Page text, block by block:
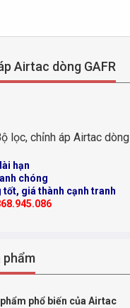
Airtac dòng GAFR
lọc, chỉnh áp Airtac
hạn
chóng
tốt, giá thành cạnh tranh
phẩm
phổ biến của Airtac